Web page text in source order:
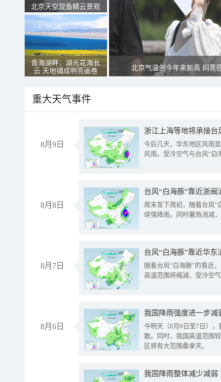
北京天空现鱼鳞云景观
青海湖畔：湖光花海长
云 天地铺成明亮画卷
北京气温创今年来新高 焖蒸
重大天气事件
8月9日
浙江上海等地将承接台
今后几天，华东地区风雨
风雨。受冷空气与台风“白
8月8日
台风“白海豚”靠近浙
周末至下周初，随着台风“
续强降雨。同时暑热消减
8月7日
台风“白海豚”靠近华
随着台风“白海豚”的靠近
高温范围将缩减，受冷空
8月6日
今明天（8月6日至7日）
散。同时，我国高温范围
区将有大范围桑拿天。
我国降雨整体减少减弱